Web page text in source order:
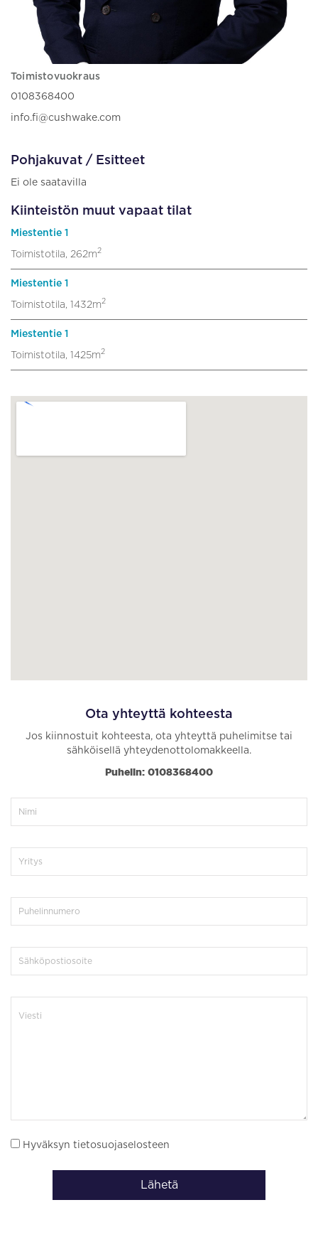
Toimistovuokraus
0108368400
info.fi@cushwake.com
Pohjakuvat / Esitteet
Ei ole saatavilla
Kiinteistön muut vapaat tilat
Miestentie 1
Toimistotila, 262m2
Miestentie 1
Toimistotila, 1432m2
Miestentie 1
Toimistotila, 1425m2
Ota yhteyttä kohteesta
Jos kiinnostuit kohteesta, ota yhteyttä puhelimitse tai
sähköisellä yhteydenottolomakkeella.
Puhelin: 0108368400
Hyväksyn tietosuojaselosteen
Lähetä